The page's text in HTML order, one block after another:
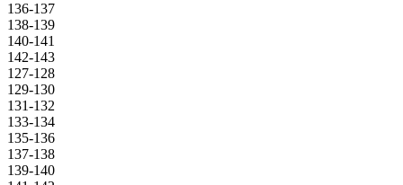
136-137
138-139
140-141
142-143
127-128
129-130
131-132
133-134
135-136
137-138
139-140